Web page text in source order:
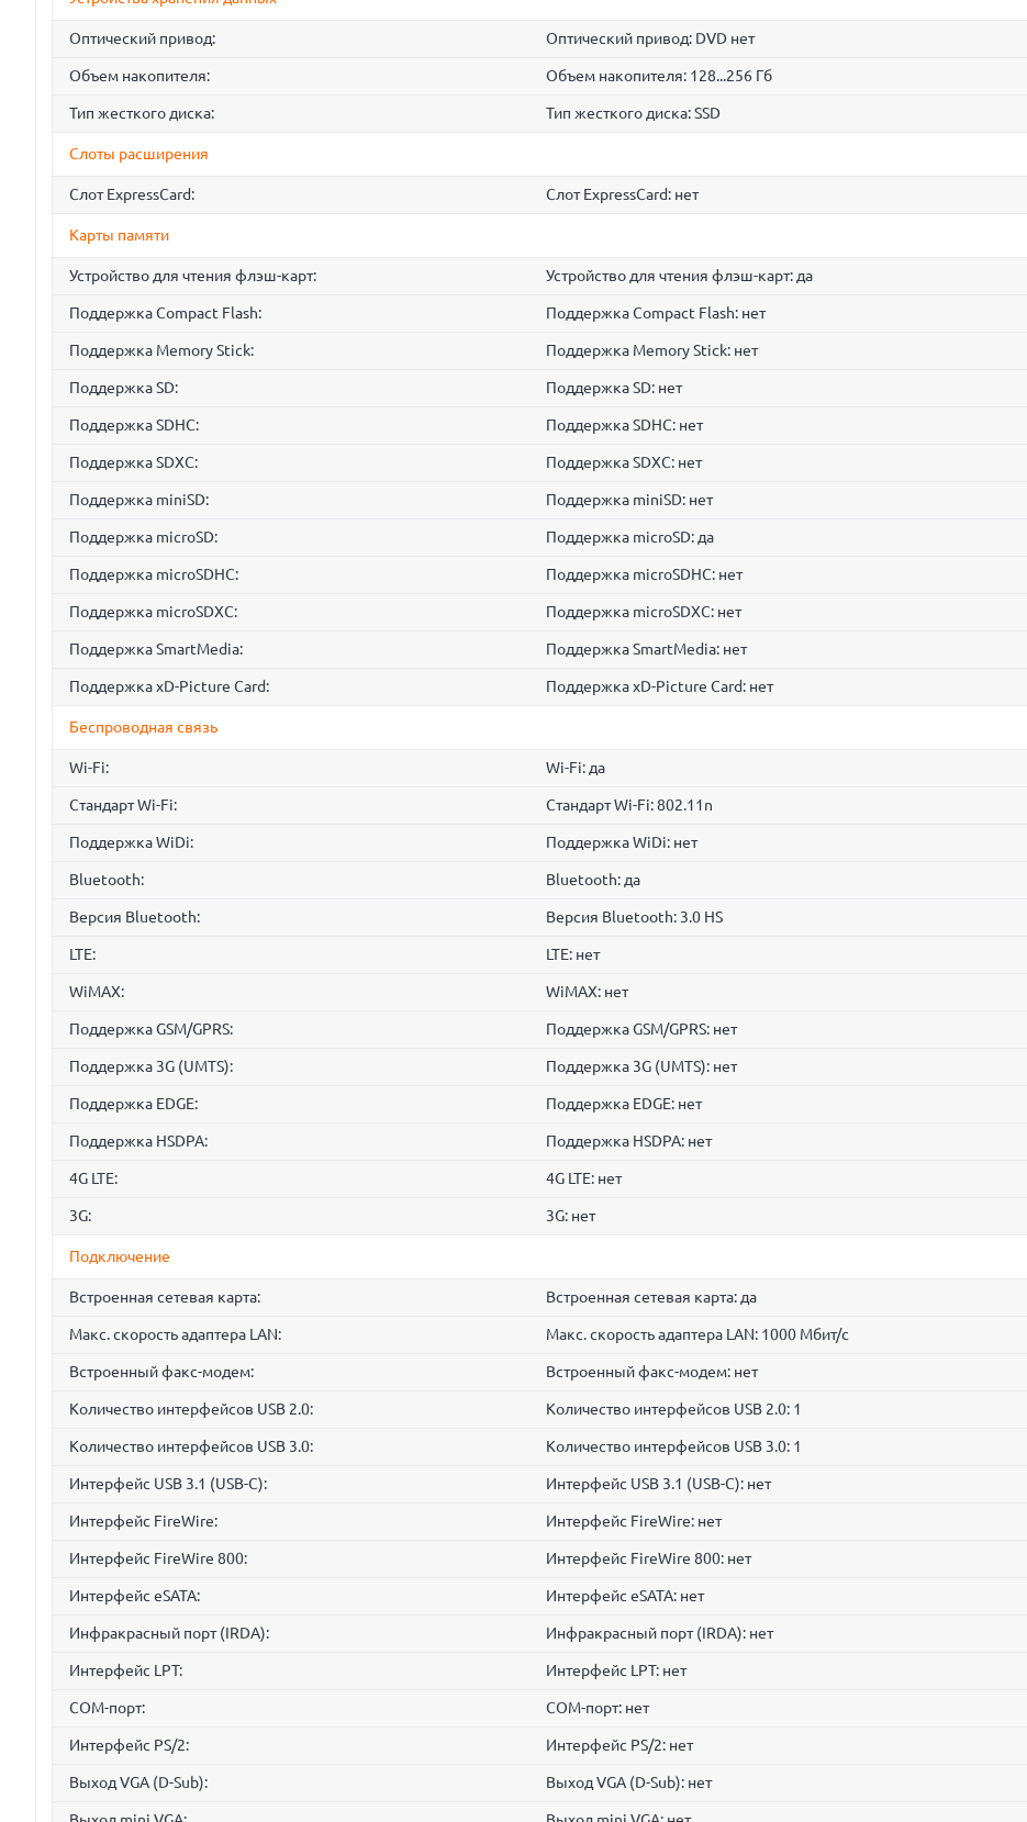
Оптический привод: Оптический привод: DVD нет
Объем накопителя: Объем накопителя: 128...256 Гб
Тип жесткого диска: Тип жесткого диска: SSD
Слоты расширения
Слот ExpressCard: Слот ExpressCard: нет
Карты памяти
Устройство для чтения флэш-карт: Устройство для чтения флэш-карт: да
Поддержка Compact Flash: Поддержка Compact Flash: нет
Поддержка Memory Stick: Поддержка Memory Stick: нет
Поддержка SD: Поддержка SD: нет
Поддержка SDHC: Поддержка SDHC: нет
Поддержка SDXC: Поддержка SDXC: нет
Поддержка miniSD: Поддержка miniSD: нет
Поддержка microSD: Поддержка microSD: да
Поддержка microSDHC: Поддержка microSDHC: нет
Поддержка microSDXC: Поддержка microSDXC: нет
Поддержка SmartMedia: Поддержка SmartMedia: нет
Поддержка xD-Picture Card: Поддержка xD-Picture Card: нет
Беспроводная связь
Wi-Fi: Wi-Fi: да
Стандарт Wi-Fi: Стандарт Wi-Fi: 802.11n
Поддержка WiDi: Поддержка WiDi: нет
Bluetooth: Bluetooth: да
Версия Bluetooth: Версия Bluetooth: 3.0 HS
LTE: LTE: нет
WiMAX: WiMAX: нет
Поддержка GSM/GPRS: Поддержка GSM/GPRS: нет
Поддержка 3G (UMTS): Поддержка 3G (UMTS): нет
Поддержка EDGE: Поддержка EDGE: нет
Поддержка HSDPA: Поддержка HSDPA: нет
4G LTE: 4G LTE: нет
3G: 3G: нет
Подключение
Встроенная сетевая карта: Встроенная сетевая карта: да
Макс. скорость адаптера LAN: Макс. скорость адаптера LAN: 1000 Мбит/с
Встроенный факс-модем: Встроенный факс-модем: нет
Количество интерфейсов USB 2.0: Количество интерфейсов USB 2.0: 1
Количество интерфейсов USB 3.0: Количество интерфейсов USB 3.0: 1
Интерфейс USB 3.1 (USB-C): Интерфейс USB 3.1 (USB-C): нет
Интерфейс FireWire: Интерфейс FireWire: нет
Интерфейс FireWire 800: Интерфейс FireWire 800: нет
Интерфейс eSATA: Интерфейс eSATA: нет
Инфракрасный порт (IRDA): Инфракрасный порт (IRDA): нет
Интерфейс LPT: Интерфейс LPT: нет
COM-порт: COM-порт: нет
Интерфейс PS/2: Интерфейс PS/2: нет
Выход VGA (D-Sub): Выход VGA (D-Sub): нет